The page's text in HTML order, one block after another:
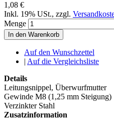
1,08 €
Inkl. 19% USt., zzgl.
Menge
In den Warenkorb
Auf den Wunschzettel
| Auf die Vergleichsliste
Details
Leitungsnippel, Überwurfmutter
Gewinde M8 (1,25 mm Steigung)
Verzinkter Stahl
Zusatzinformation